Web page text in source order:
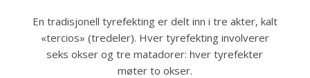
En tradisjonell tyrefekting er delt inn i tre akter, kalt
«tercios» (tredeler). Hver tyrefekting involverer
seks okser og tre matadorer: hver tyrefekter
møter to okser.